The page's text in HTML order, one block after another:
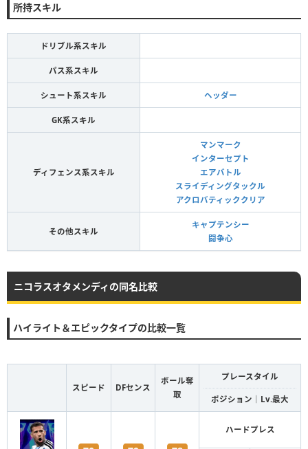
所持スキル
ドリブル系スキル
パス系スキル
シュート系スキル ヘッダー
GK系スキル
ディフェンス系スキル
マンマーク
インターセプト
エアバトル
スライディングタックル
アクロバティッククリア
その他スキル
キャプテンシー
闘争心
ニコラスオタメンディの同名比較
ハイライト＆エピックタイプの比較一覧
スピード DFセンス
ボール奪
取
プレースタイル
ポジション｜Lv.最大
ハードプレス